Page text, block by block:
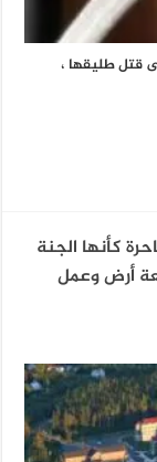
قتل طليقها ،
كأنها الجنة
أرض وعمل